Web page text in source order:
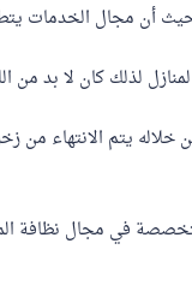
حيث أن مجال
لذلك كان لا بد من
يتم الانتهاء من
في مجال نظافة